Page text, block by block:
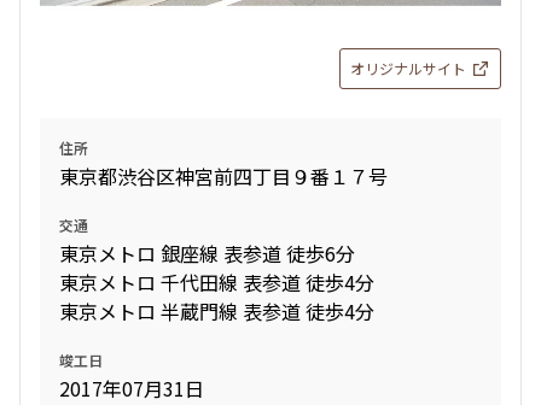
オリジナルサイト
住所
東京都渋谷区神宮前四丁目９番１７号
交通
東京メトロ 銀座線 表参道 徒歩6分
東京メトロ 千代田線 表参道 徒歩4分
東京メトロ 半蔵門線 表参道 徒歩4分
竣工日
2017年07月31日